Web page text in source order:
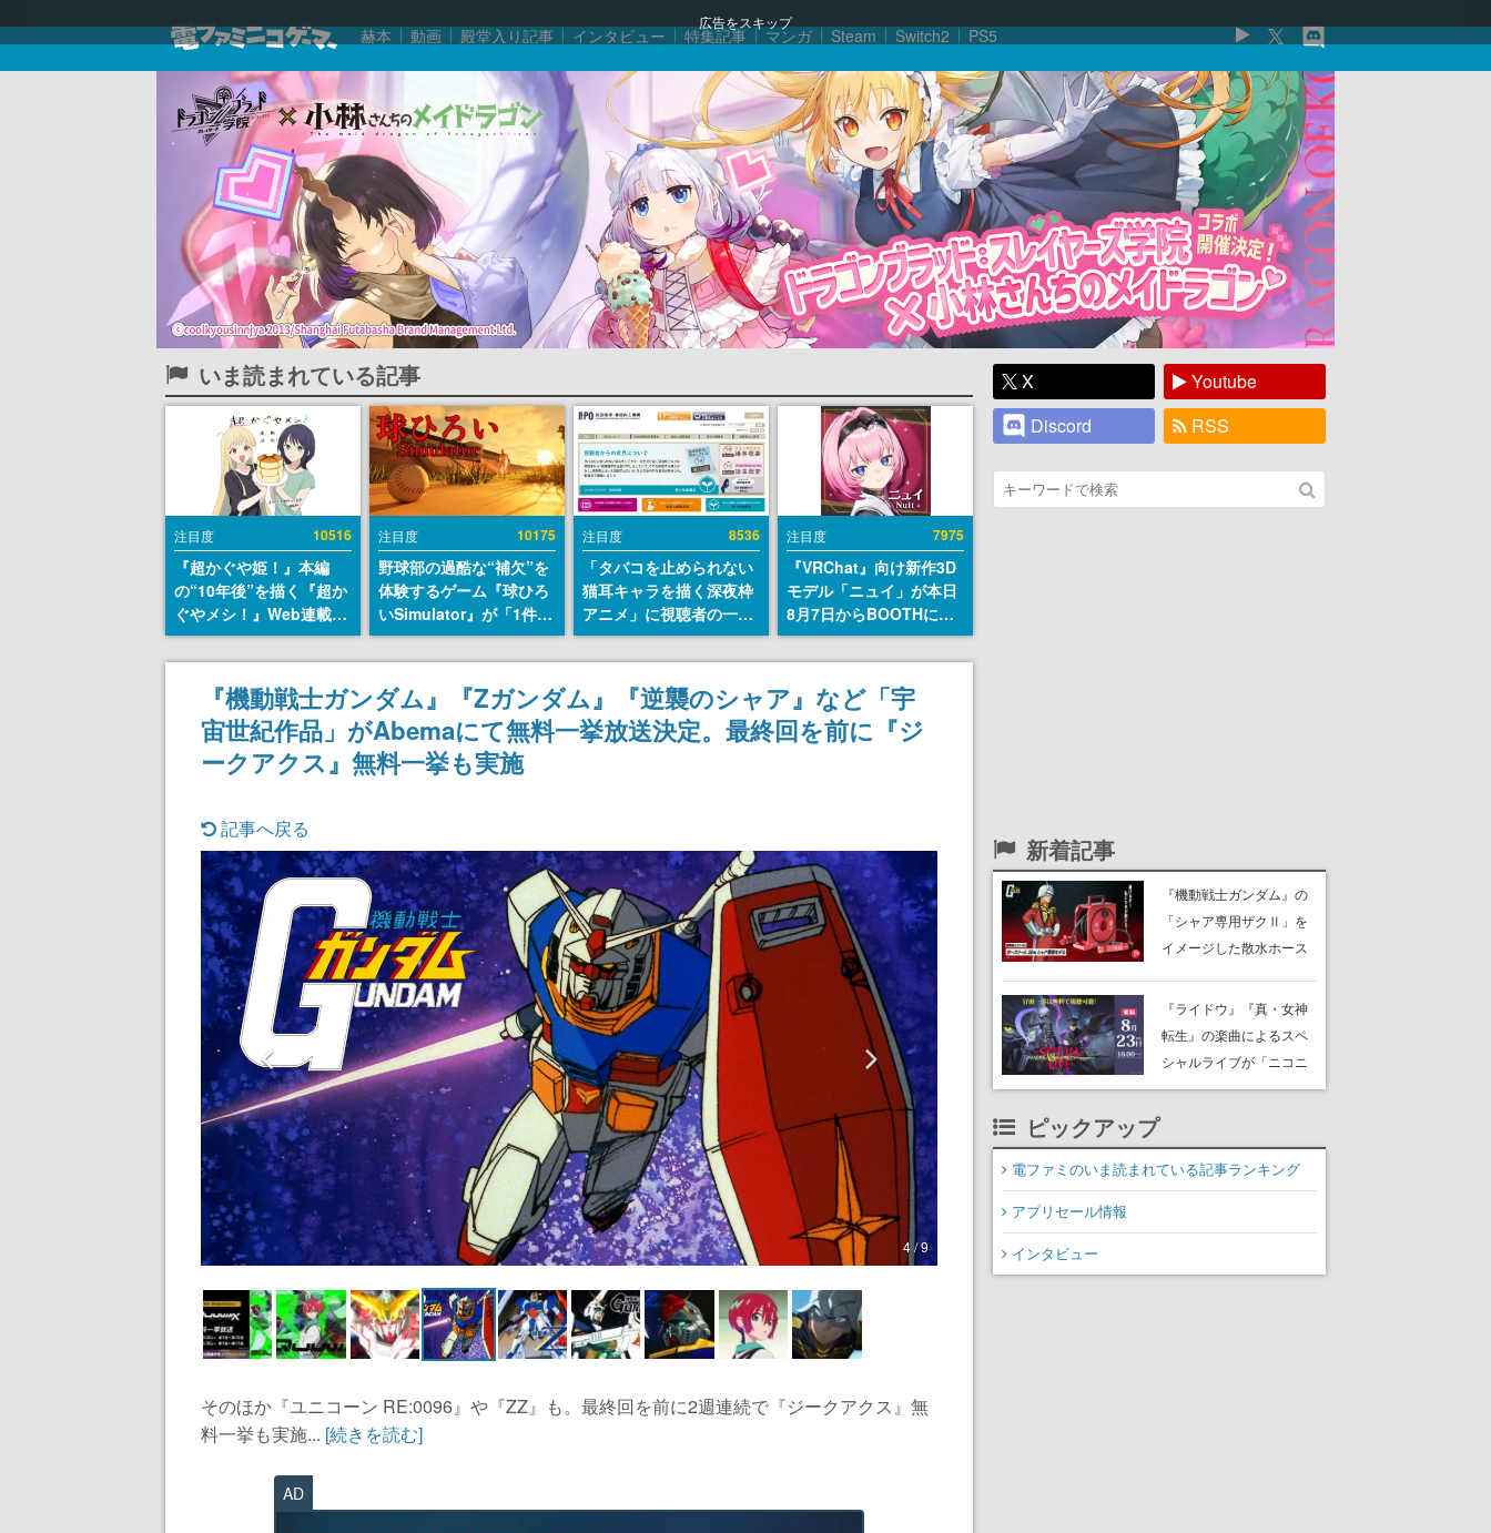
広告をスキップ
赫本 動画 殿堂入り記事 インタビュー 特集記事 マンガ Steam Switch2 PS5
いま読まれている記事
注目度 10516
『超かぐや姫！』本編
の“10年後”を描く『超か
ぐやメシ！』Web連載決
定。新たなWebマンガレ
ーベル「ビビビコミッ
ク」にて特別話が掲載ス
タート、あのお話には…
まだ続きがある！
注目度 10175
野球部の過酷な“補欠”を
体験するゲーム『球ひろ
いSimulator』が「1件」
のウィッシュリストをも
とにチェコ語に対応し
SNSで話題に。『キング
ダム・カム』開発元やチ
ェコのプロ野球選手から
称賛の声
注目度 8536
「タバコを止められない
猫耳キャラを描く深夜枠
アニメ」に視聴者の一部
から批判意見。違法薬物
の使用と思しき描写も含
めて、BPOが議論を交わ
す
注目度 7975
『VRChat』向け新作3D
モデル「ニュイ」が本日
8月7日からBOOTHにて
発売。瞳に光る星や感情
豊かな表情が、小悪魔か
わいい
『機動戦士ガンダム』『Ζガンダム』『逆襲のシャア』など「宇
宙世紀作品」がAbemaにて無料一挙放送決定。最終回を前に『ジ
ークアクス』無料一挙も実施
記事へ戻る
4 / 9
そのほか『ユニコーン RE:0096』や『ZZ』も。最終回を前に2週連続で『ジークアクス』無
料一挙も実施... [続きを読む]
AD
X
Youtube
Discord
RSS
新着記事
『機動戦士ガンダム』の
「シャア専用ザクⅡ」を
イメージした散水ホース
にはシャアのパーソナル
マークやジオン公国軍の
エンブレム、型式番号な
『ライドウ』『真・女神
転生』の楽曲によるスペ
シャルライブが「ニコニ
コ生放送」で配信決定。
ド編成による迫力の生演
奏で披露、冒頭部分は“無
ピックアップ
電ファミのいま読まれている記事ランキング
アプリセール情報
インタビュー